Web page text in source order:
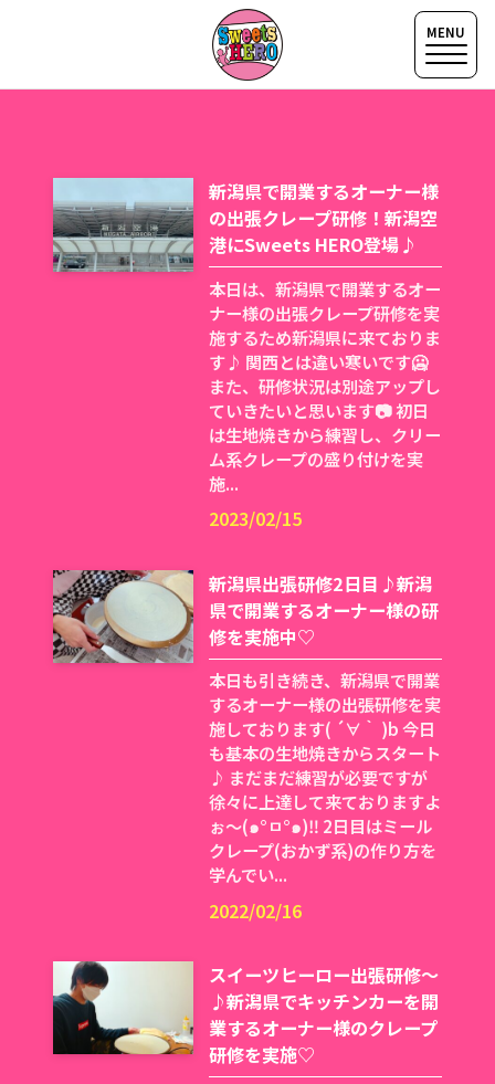
新潟県で開業するオーナー様
の出張クレープ研修！新潟空
港にSweets HERO登場♪
本日は、新潟県で開業するオー
ナー様の出張クレープ研修を実
施するため新潟県に来ておりま
す♪ 関西とは違い寒いです🥶
また、研修状況は別途アップし
ていきたいと思います📷 初日
は生地焼きから練習し、クリー
ム系クレープの盛り付けを実
施...
2023/02/15
新潟県出張研修2日目♪新潟
県で開業するオーナー様の研
修を実施中♡
本日も引き続き、新潟県で開業
するオーナー様の出張研修を実
施しております( ´∀｀ )b 今日
も基本の生地焼きからスタート
♪ まだまだ練習が必要ですが
徐々に上達して来ておりますよ
ぉ〜(๑°ㅁ°๑)‼ 2日目はミール
クレープ(おかず系)の作り方を
学んでい...
2022/02/16
スイーツヒーロー出張研修〜
♪新潟県でキッチンカーを開
業するオーナー様のクレープ
研修を実施♡